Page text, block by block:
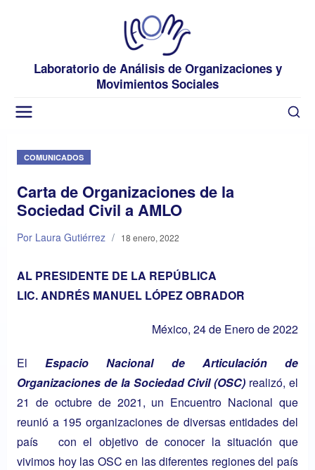
Laboratorio de Análisis de Organizaciones y
Movimientos Sociales
COMUNICADOS
Carta de Organizaciones de la
Sociedad Civil a AMLO
Por Laura Gutiérrez / 18 enero, 2022
AL PRESIDENTE DE LA REPÚBLICA
LIC. ANDRÉS MANUEL LÓPEZ OBRADOR
México, 24 de Enero de 2022
ElEspacio Nacional de Articulación de
Organizaciones de la Sociedad Civil (OSC) realizó, el
21 de octubre de 2021, un Encuentro Nacional que
reunió a 195 organizaciones de diversas entidades del
país con el objetivo de conocer la situación que
vivimos hoy las OSC en las diferentes regiones del país